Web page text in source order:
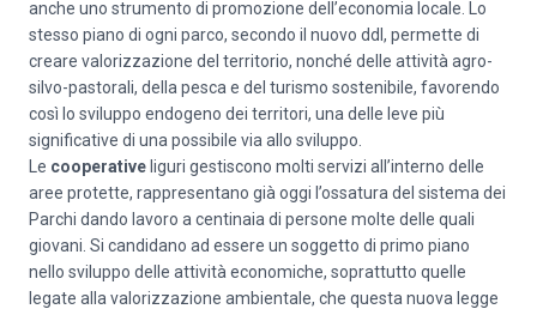
anche uno strumento di promozione dell’economia locale. Lo
stesso piano di ogni parco, secondo il nuovo ddl, permette di
creare valorizzazione del territorio, nonché delle attività agro-
silvo-pastorali, della pesca e del turismo sostenibile, favorendo
così lo sviluppo endogeno dei territori, una delle leve più
significative di una possibile via allo sviluppo.
Le cooperative liguri gestiscono molti servizi all’interno delle
aree protette, rappresentano già oggi l’ossatura del sistema dei
Parchi dando lavoro a centinaia di persone molte delle quali
giovani. Si candidano ad essere un soggetto di primo piano
nello sviluppo delle attività economiche, soprattutto quelle
legate alla valorizzazione ambientale, che questa nuova legge